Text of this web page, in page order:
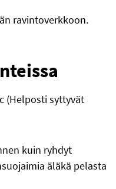
ravintoverkkoon.
(Helposti syttyvät
kuin ryhdyt
äläkä pelasta